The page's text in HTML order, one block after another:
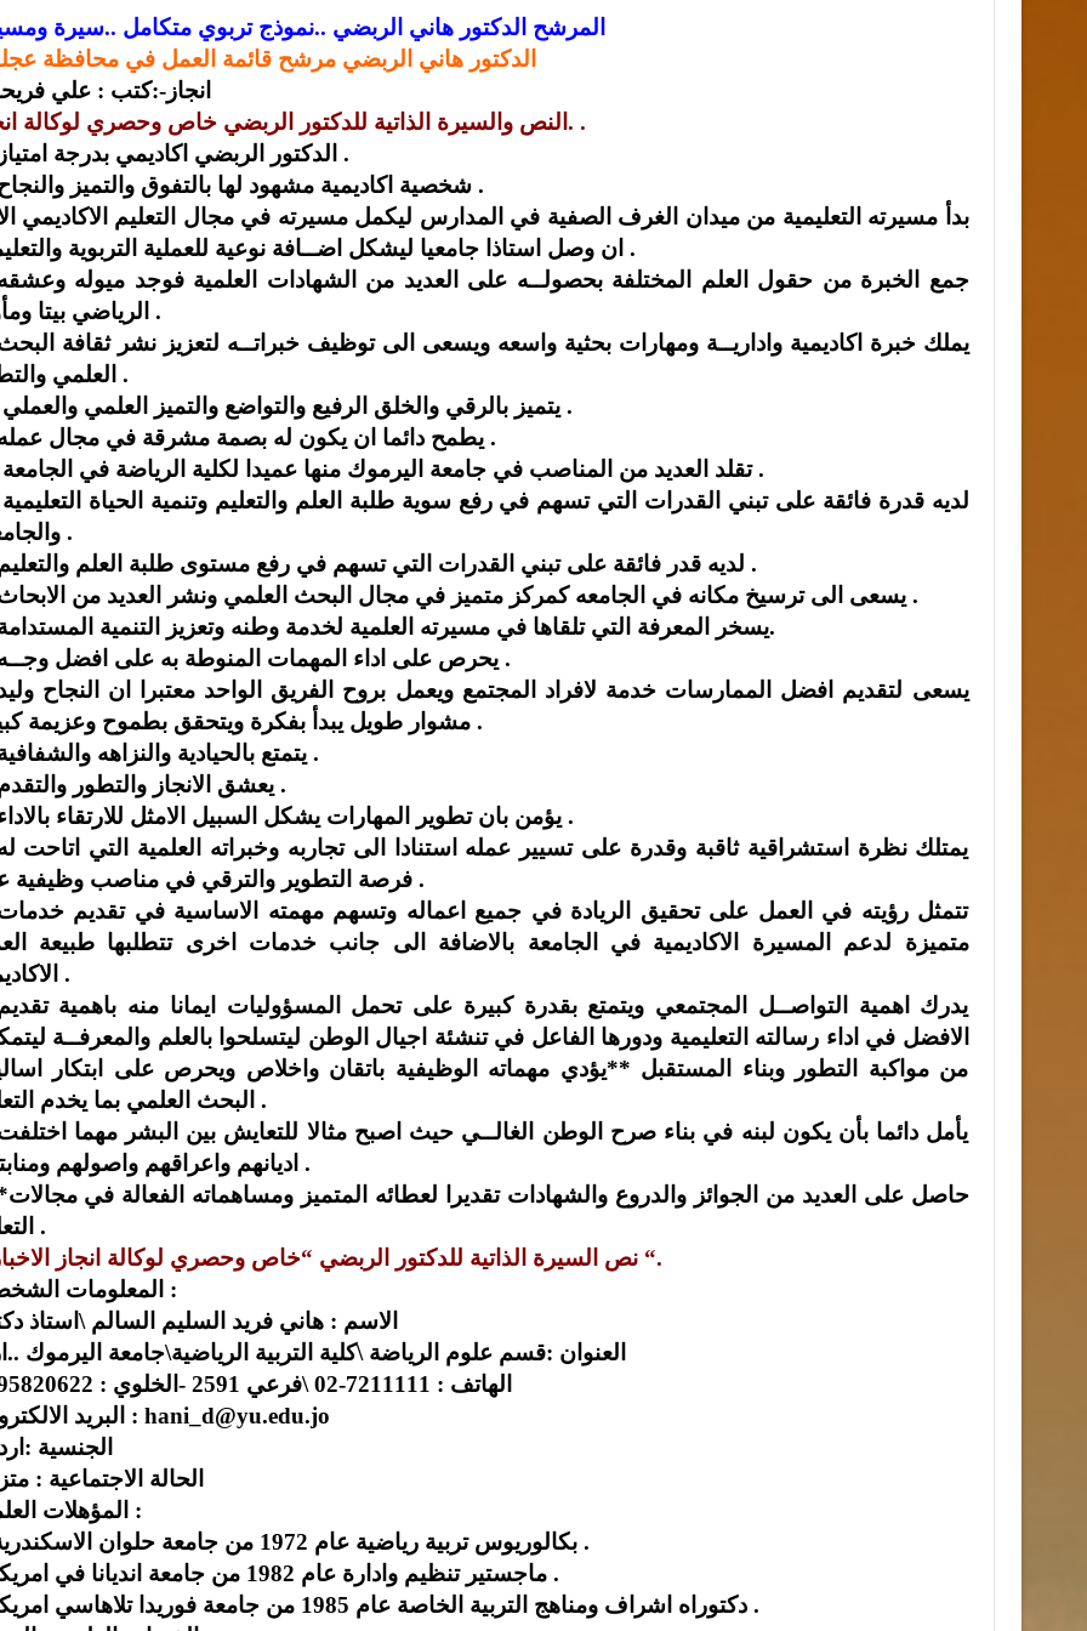
المرشح الدكتور هاني الربضي ..نموذج تربوي متكامل ..سيرة
الدكتور هاني الربضي مرشح قائمة العمل في محافظة
انجاز-:كتب : علي
النص والسيرة الذاتية للدكتور الربضي خاص وحصري لوكالة انجاز. .
**الدكتور الربضي اكاديمي بدرجة امتياز .
**شخصية اكاديمية مشهود لها بالتفوق والتميز والنجاح .
ان وصل استاذا جامعيا ليشكل اضــافة نوعية للعملية التربوية والتعليمية .
الرياضي بيتا ومأوى .
العلمي والتطور .
** يتميز بالرقي والخلق الرفيع والتواضع والتميز العلمي والعملي .
**يطمح دائما ان يكون له بصمة مشرقة في مجال عمله .
** تقلد العديد من المناصب في جامعة اليرموك منها عميدا لكلية الرياضة في الجامعة .
والجامعية .
**لديه قدر فائقة على تبني القدرات التي تسهم في رفع مستوى طلبة العلم والتعليم .
**يسعى الى ترسيخ مكانه في الجامعه كمركز متميز في مجال البحث العلمي ونشر العديد من الابحاث .
**يسخر المعرفة التي تلقاها في مسيرته العلمية لخدمة وطنه وتعزيز التنمية المستدامة.
**يحرص على اداء المهمات المنوطة به على افضل وجــه .
مشوار طويل يبدأ بفكرة ويتحقق بطموح وعزيمة كبيرة .
**يتمتع بالحيادية والنزاهه والشفافية .
**يعشق الانجاز والتطور والتقدم .
**يؤمن بان تطوير المهارات يشكل السبيل الامثل للارتقاء بالاداء .
فرصة التطوير والترقي في مناصب وظيفية عدة .
متميزة لدعم المسيرة الاكاديمية في الجامعة بالاضافة الى جانب خدمات اخرى تتطلبها طبيعة
الاكاديمي .
الافضل في اداء رسالته التعليمية ودورها الفاعل في تنشئة اجيال الوطن ليتسلحوا بالعلم والمعرفــة
من مواكبة التطور وبناء المستقبل **يؤدي مهماته الوظيفية باتقان واخلاص ويحرص على ابتكار
البحث العلمي بما يخدم التعليم .
اديانهم واعراقهم واصولهم ومنابتهم .
***حاصل على
التعليم .
نص السيرة الذاتية للدكتور الربضي “خاص وحصري لوكالة انجاز الاخبارية “.
المعلومات الشخصية :
الاسم : هاني فريد السليم السالم \استاذ
العنوان :قسم علوم الرياضة \كلية التربية الرياضية\جامعة اليرموك
الهاتف : 7211111-02 \فرعي 2591 -الخلوي : 0795820622
البريد الالكتروني : hani_d@yu.edu.jo
الجنسية
الحالة الاجتماعية :
المؤهلات العلمية :
1-بكالوريوس تربية رياضية عام 1972 من جامعة حلوان الاسكندرية .
2-ماجستير تنظيم وادارة عام 1982 من جامعة انديانا في امريكا .
3-دكتوراه اشراف ومناهج التربية الخاصة عام 1985 من جامعة فوريدا تلاهاسي امريكا .